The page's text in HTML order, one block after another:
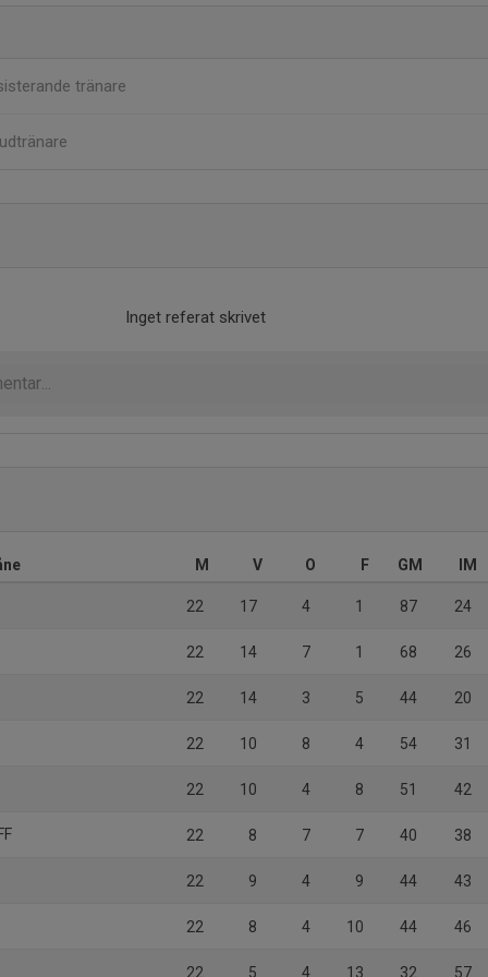
tränare
Inget referat skrivet
M V O F GM IM
22 17 4 1 87 24
22 14 7 1 68 26
22 14 3 5 44 20
22 10 8 4 54 31
22 10 4 8 51 42
22 8 7 7 40 38
22 9 4 9 44 43
22 8 4 10 44 46
22 5 4 13 32 57